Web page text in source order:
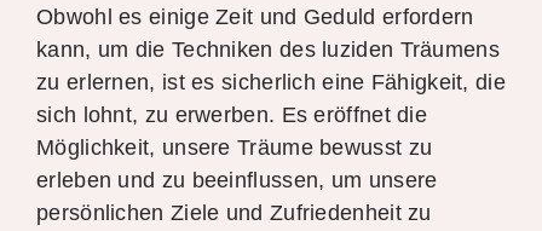
Obwohl es einige Zeit und Geduld erfordern
kann, um die Techniken des luziden Träumens
zu erlernen, ist es sicherlich eine Fähigkeit, die
sich lohnt, zu erwerben. Es eröffnet die
Möglichkeit, unsere Träume bewusst zu
erleben und zu beeinflussen, um unsere
persönlichen Ziele und Zufriedenheit zu